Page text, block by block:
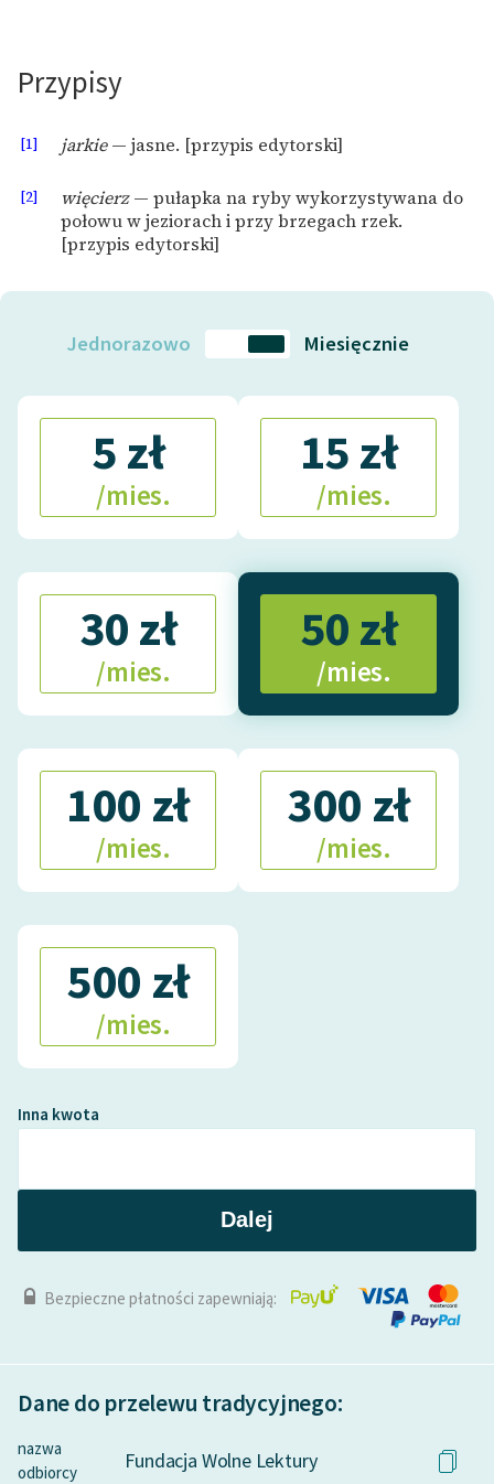
Zasady wykorzystania
Materiały promocyjne
Polityka prywatności
Dane fundacji i
Regulamin darowizn
Informacja o treściach
wrażliwych
Deklaracja dostępności
Przypisy
[1] jarkie— jasne. [przypis edytorski]
[2] więcierz— pułapka na ryby wykorzystywana do
połowu w jeziorach i przy brzegach rzek.
[przypis edytorski]
Jednorazowo Miesięcznie
5 zł
/mies.
15 zł
/mies.
30 zł
/mies.
50 zł
/mies.
100 zł
/mies.
300 zł
/mies.
500 zł
/mies.
Inna kwota
Dalej
Bezpieczne płatności zapewniają:
Dane do przelewu tradycyjnego:
nazwa
odbiorcy
Fundacja Wolne Lektury